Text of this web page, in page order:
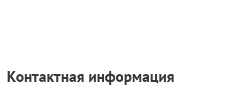
Контактная информация